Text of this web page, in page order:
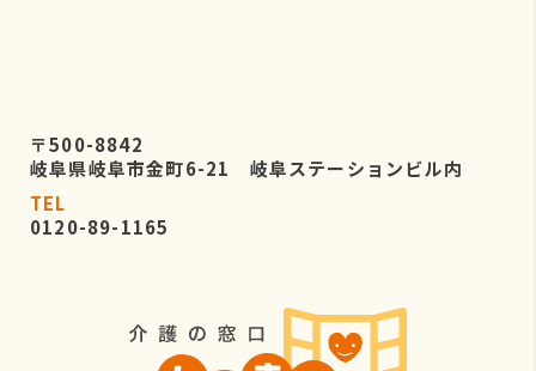
〒500-8842
岐阜県岐阜市金町6-21 岐阜ステーションビル内
TEL
0120-89-1165